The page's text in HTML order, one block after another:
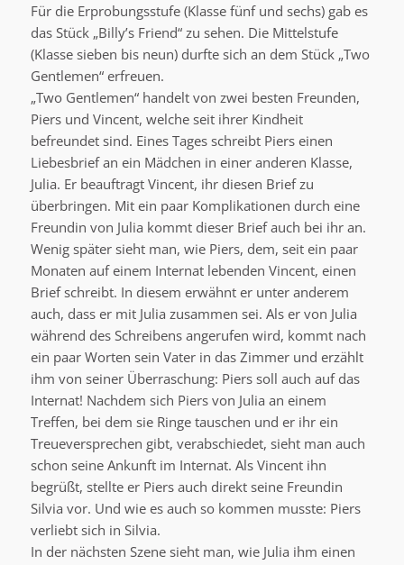
Für die Erprobungsstufe (Klasse fünf und sechs) gab es
das Stück „Billy’s Friend“ zu sehen. Die Mittelstufe
(Klasse sieben bis neun) durfte sich an dem Stück „Two
Gentlemen“ erfreuen.
„Two Gentlemen“ handelt von zwei besten Freunden,
Piers und Vincent, welche seit ihrer Kindheit
befreundet sind. Eines Tages schreibt Piers einen
Liebesbrief an ein Mädchen in einer anderen Klasse,
Julia. Er beauftragt Vincent, ihr diesen Brief zu
überbringen. Mit ein paar Komplikationen durch eine
Freundin von Julia kommt dieser Brief auch bei ihr an.
Wenig später sieht man, wie Piers, dem, seit ein paar
Monaten auf einem Internat lebenden Vincent, einen
Brief schreibt. In diesem erwähnt er unter anderem
auch, dass er mit Julia zusammen sei. Als er von Julia
während des Schreibens angerufen wird, kommt nach
ein paar Worten sein Vater in das Zimmer und erzählt
ihm von seiner Überraschung: Piers soll auch auf das
Internat! Nachdem sich Piers von Julia an einem
Treffen, bei dem sie Ringe tauschen und er ihr ein
Treueversprechen gibt, verabschiedet, sieht man auch
schon seine Ankunft im Internat. Als Vincent ihn
begrüßt, stellte er Piers auch direkt seine Freundin
Silvia vor. Und wie es auch so kommen musste: Piers
verliebt sich in Silvia.
In der nächsten Szene sieht man, wie Julia ihm einen